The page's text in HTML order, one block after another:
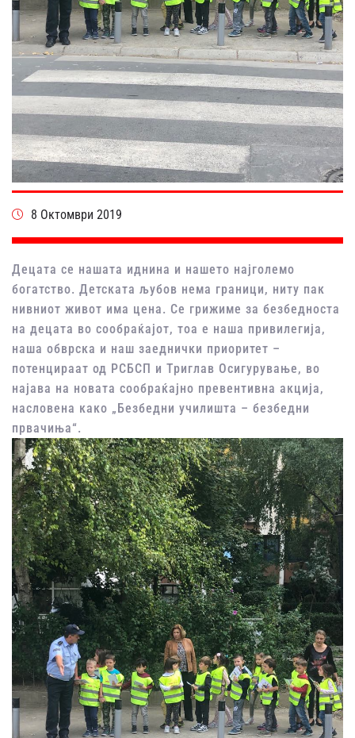
8 Октомври 2019
Децата се нашата иднина и нашето најголемо
богатство. Детската љубов нема граници, ниту пак
нивниот живот има цена. Се грижиме за безбедноста
на децата во сообраќајот, тоа е наша привилегија,
наша обврска и наш заеднички приоритет –
потенцираат од РСБСП и Триглав Осигурување, во
најава на новата сообраќајно превентивна акција,
насловена како „Безбедни училишта – безбедни
првачиња“.